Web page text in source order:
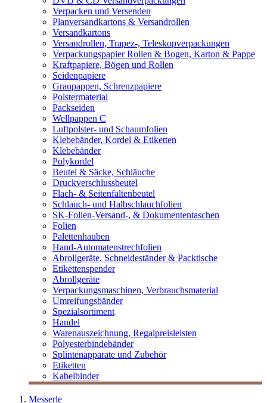
Verpacken und Versenden
Planversandkartons & Versandrollen
Versandkartons
Versandrollen, Trapez-, Teleskopverpackungen
Verpackungspapier Rollen & Bogen, Karton & Pappe
Kraftpapiere, Bögen und Rollen
Seidenpapiere
Graupappen, Schrenzpapiere
Polstermaterial
Packseiden
Wellpappen C
Luftpolster- und Schaumfolien
Klebebänder, Kordel & Etiketten
Klebebänder
Polykordel
Beutel & Säcke, Schläuche
Druckverschlussbeutel
Flach- & Seitenfaltenbeutel
Schlauch- und Halbschlauchfolien
SK-Folien-Versand-, & Dokumententaschen
Folien
Palettenhauben
Hand-Automatenstrechfolien
Abrollgeräte, Schneideständer & Packtische
Etikettenspender
Abrollgeräte
Verpackungsmaschinen, Verbrauchsmaterial
Umreifungsbänder
Spezialsortiment
Handel
Warenauszeichnung, Regalpreisleisten
Polyesterbindebänder
Splintenapparate und Zubehör
Etiketten
Kabelbinder
Messerle